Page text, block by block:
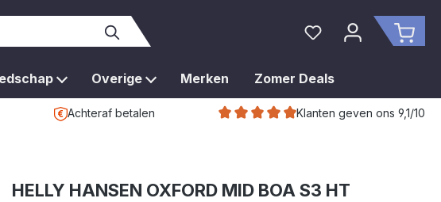
Je hebt 0 items op
Overige Merken Zomer Deals
Achteraf betalen
Klanten geven ons 9,1/10
HELLY HANSEN OXFORD MID BOA S3 HT